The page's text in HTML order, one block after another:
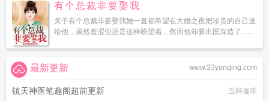
有个总裁非要娶我
关于有个总裁非要娶我她一直都希望在大婚之夜把珍贵的自己送
给他，虽然羞涩但还是这样盼望着，然而他却要出国深造了…...
www.33yanqing.com
最新更新
镇天神医笔趣阁超前更新 五杯咖啡